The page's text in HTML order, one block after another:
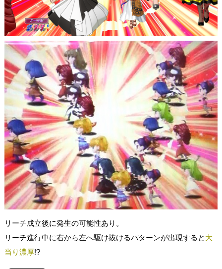
リーチ成立後に発生の可能性あり。
リーチ進行中に右から左へ駆け抜けるパターンが出現すると 大
当り濃厚!?